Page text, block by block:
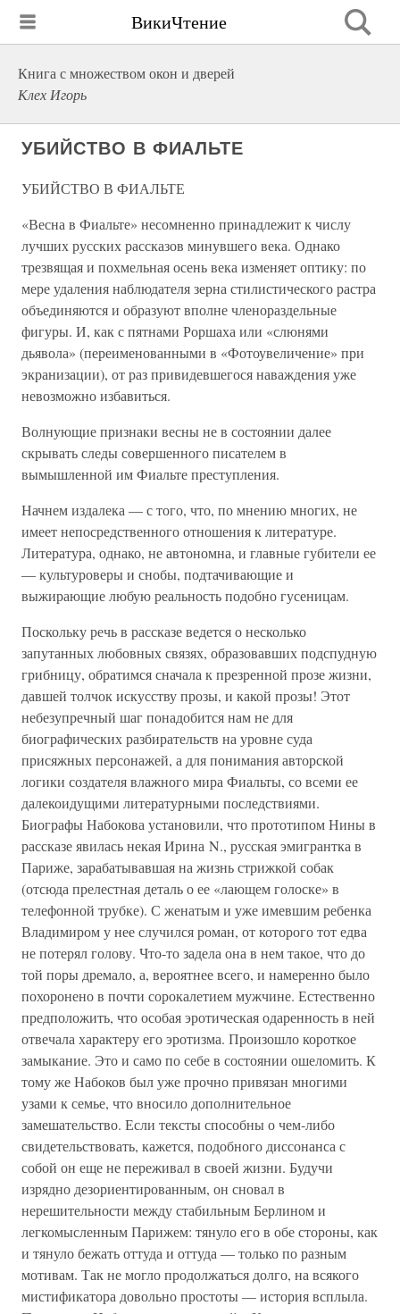
ВикиЧтение
Книга с множеством окон и дверей
Клех Игорь
УБИЙСТВО В ФИАЛЬТЕ
УБИЙСТВО В ФИАЛЬТЕ
«Весна в Фиальте» несомненно принадлежит к числу
лучших русских рассказов минувшего века. Однако
трезвящая и похмельная осень века изменяет оптику: по
мере удаления наблюдателя зерна стилистического растра
объединяются и образуют вполне членораздельные
фигуры. И, как с пятнами Роршаха или «слюнями
дьявола» (переименованными в «Фотоувеличение» при
экранизации), от раз привидевшегося наваждения уже
невозможно избавиться.
Волнующие признаки весны не в состоянии далее
скрывать следы совершенного писателем в
вымышленной им Фиальте преступления.
Начнем издалека — с того, что, по мнению многих, не
имеет непосредственного отношения к литературе.
Литература, однако, не автономна, и главные губители ее
— культуроверы и снобы, подтачивающие и
выжирающие любую реальность подобно гусеницам.
Поскольку речь в рассказе ведется о несколько
запутанных любовных связях, образовавших подспудную
грибницу, обратимся сначала к презренной прозе жизни,
давшей толчок искусству прозы, и какой прозы! Этот
небезупречный шаг понадобится нам не для
биографических разбирательств на уровне суда
присяжных персонажей, а для понимания авторской
логики создателя влажного мира Фиальты, со всеми ее
далекоидущими литературными последствиями.
Биографы Набокова установили, что прототипом Нины в
рассказе явилась некая Ирина N., русская эмигрантка в
Париже, зарабатывавшая на жизнь стрижкой собак
(отсюда прелестная деталь о ее «лающем голоске» в
телефонной трубке). С женатым и уже имевшим ребенка
Владимиром у нее случился роман, от которого тот едва
не потерял голову. Что-то задела она в нем такое, что до
той поры дремало, а, вероятнее всего, и намеренно было
похоронено в почти сорокалетием мужчине. Естественно
предположить, что особая эротическая одаренность в ней
отвечала характеру его эротизма. Произошло короткое
замыкание. Это и само по себе в состоянии ошеломить. К
тому же Набоков был уже прочно привязан многими
узами к семье, что вносило дополнительное
замешательство. Если тексты способны о чем-либо
свидетельствовать, кажется, подобного диссонанса с
собой он еще не переживал в своей жизни. Будучи
изрядно дезориентированным, он сновал в
нерешительности между стабильным Берлином и
легкомысленным Парижем: тянуло его в обе стороны, как
и тянуло бежать оттуда и оттуда — только по разным
мотивам. Так не могло продолжаться долго, на всякого
мистификатора довольно простоты — история всплыла.